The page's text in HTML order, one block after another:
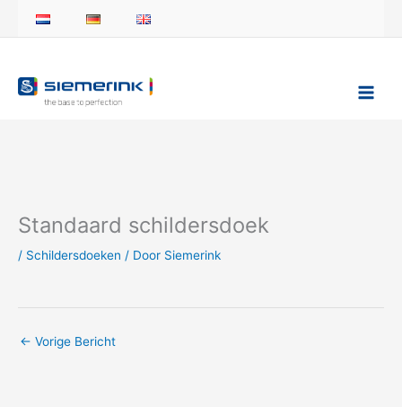
Standaard schildersdoek
/ Schildersdoeken / Door Siemerink
← Vorige Bericht